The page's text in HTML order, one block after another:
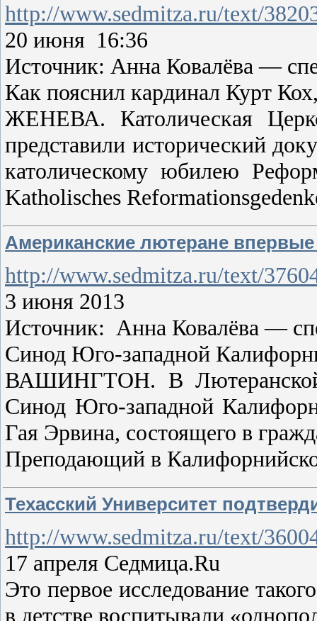
http://www.sedmitza.ru/text/
20 июня 16:36
Источник: Анна Ковалёва —
Как пояснил кардинал Курт
ЖЕНЕВА. Католическая
представили исторический
католическому юбилею
Katholisches
Американские лютеране
http://www.sedmitza.ru/text/
3 июня 2013
Источник: Анна Ковалёва —
Синод Юго-западной
ВАШИНГТОН. В Лютеранской
Синод Юго-западной
Гая Эрвина, состоящего в
Преподающий в
Техасский Университет
http://www.sedmitza.ru/text/
17 апреля Седмица.Ru
Это первое исследование
в детстве воспитывали